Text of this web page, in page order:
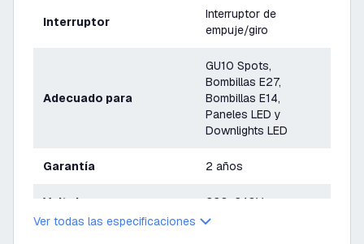
Interruptor
Interruptor de
empuje/giro
Adecuado para
GU10 Spots,
Bombillas E27,
Bombillas E14,
Paneles LED y
Downlights LED
Garantía 2 años
Voltaje 220-240V
Ver todas las especificaciones